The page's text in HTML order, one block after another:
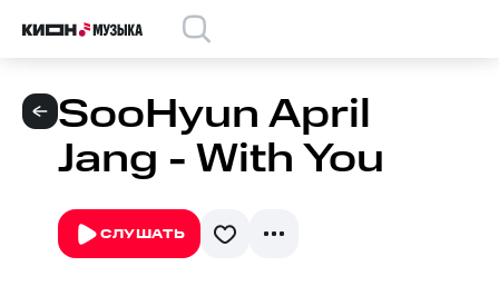
SooHyun April
Jang - With You
СЛУШАТЬ